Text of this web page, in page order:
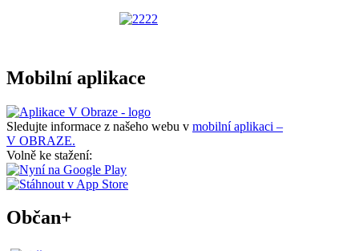
Mobilní aplikace
Sledujte informace z našeho webu v mobilní aplikaci –
V OBRAZE.
Volně ke stažení:
Občan+